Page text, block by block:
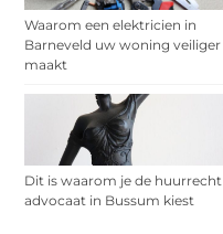
Waarom een elektricien in
Barneveld uw woning veiliger
maakt
Dit is waarom je de huurrecht
advocaat in Bussum kiest